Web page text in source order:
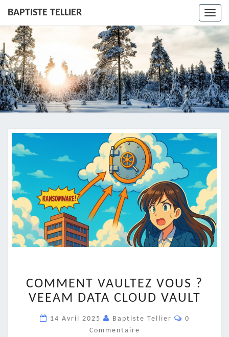
BAPTISTE TELLIER
VAULTEZ
VOUS
VEEAM
DATA
COMMENT VAULTEZ VOUS ?
VEEAM DATA CLOUD VAULT
14 Avril 2025 Baptiste Tellier
0
Commentaire